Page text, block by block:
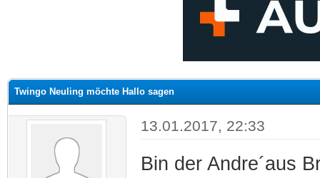
Twingo Neuling möchte Hallo sagen
13.01.2017, 22:33
Bin der Andre´aus